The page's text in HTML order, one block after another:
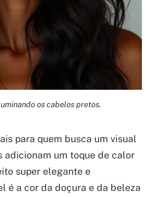
os cabelos pretos.
para quem busca um visual
adicionam um toque de calor
super elegante e
é a cor da doçura e da beleza